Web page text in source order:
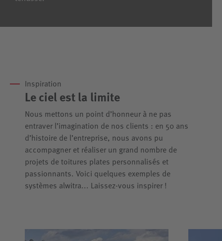
Inspiration
Le ciel est la limite
Nous mettons un point d’honneur à ne pas
entraver l’imagination de nos clients : en 50 ans
d’histoire de l’entreprise, nous avons pu
accompagner et réaliser un grand nombre de
projets de toitures plates personnalisés et
passionnants. Voici quelques exemples de
systèmes alwitra... Laissez-vous inspirer !